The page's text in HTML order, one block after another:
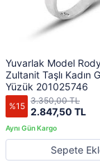
Yuvarlak Model Rodyumlu
Zultanit Taşlı Kadın
Yüzük 201025746
%15 2.847,50 TL
3.350,00 TL
Sepete